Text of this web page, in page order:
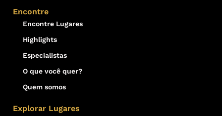
Encontre
Encontre Lugares
Highlights
Especialistas
O que você quer?
Quem somos
Explorar Lugares